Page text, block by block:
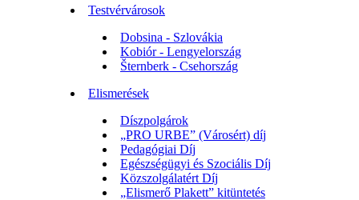
Testvérvárosok
Dobsina - Szlovákia
Kobiór - Lengyelország
Šternberk - Csehország
Elismerések
Díszpolgárok
„PRO URBE” (Városért) díj
Pedagógiai Díj
Egészségügyi és Szociális Díj
Közszolgálatért Díj
„Elismerő Plakett” kitüntetés